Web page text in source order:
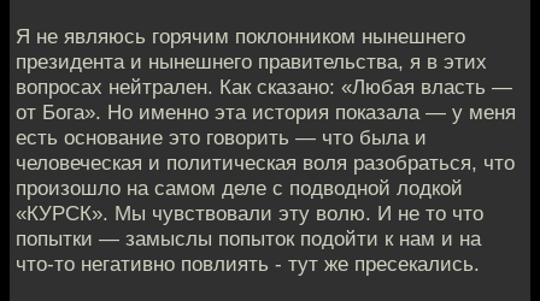
Я не являюсь горячим поклонником нынешнего
президента и нынешнего правительства, я в этих
вопросах нейтрален. Как сказано: «Любая власть —
от Бога». Но именно эта история показала — у меня
есть основание это говорить — что была и
человеческая и политическая воля разобраться, что
произошло на самом деле с подводной лодкой
«КУРСК». Мы чувствовали эту волю. И не то что
попытки — замыслы попыток подойти к нам и на
что-то негативно повлиять - тут же пресекались.